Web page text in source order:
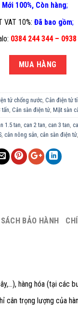
Mới 100%, Còn hàng;
VAT 10%: Đã bao gồm;
0384 244 344 –
CHỐNG NƯỚC JPS-1X1M
MUA HÀNG
tử chống nước, Cân điện tử
tấn, Cân sàn điện tử, Mặt sàn
1.5 tan, can 2 tan, can 3 tan,
, cân nông sản, cân sàn điện tử,
BẢO HÀNH
hàng hóa (tại các
cân trọng lượng của